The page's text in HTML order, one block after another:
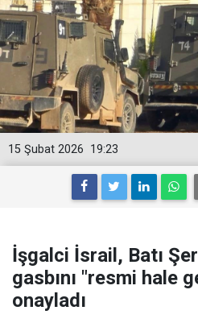
19:23
15 Şubat 2026
İşgalci İsrail, Batı
gasbını "resmi hale
onayladı